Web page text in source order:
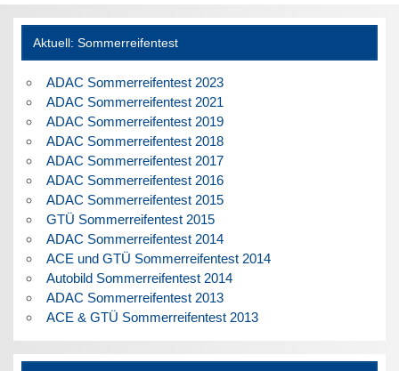
Aktuell: Sommerreifentest
ADAC Sommerreifentest 2023
ADAC Sommerreifentest 2021
ADAC Sommerreifentest 2019
ADAC Sommerreifentest 2018
ADAC Sommerreifentest 2017
ADAC Sommerreifentest 2016
ADAC Sommerreifentest 2015
GTÜ Sommerreifentest 2015
ADAC Sommerreifentest 2014
ACE und GTÜ Sommerreifentest 2014
Autobild Sommerreifentest 2014
ADAC Sommerreifentest 2013
ACE & GTÜ Sommerreifentest 2013